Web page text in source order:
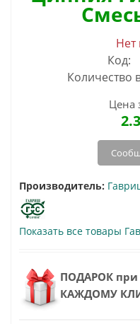
Нет
Код:
Количество
Цена
Производитель:
Показать все товары
ПОДАРОК при
КАЖДОМУ